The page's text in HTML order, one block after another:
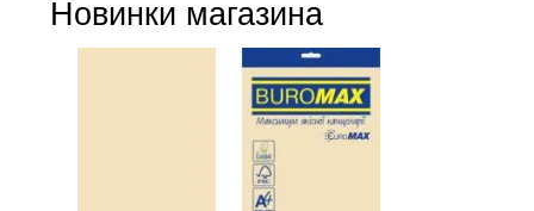
Новинки магазина